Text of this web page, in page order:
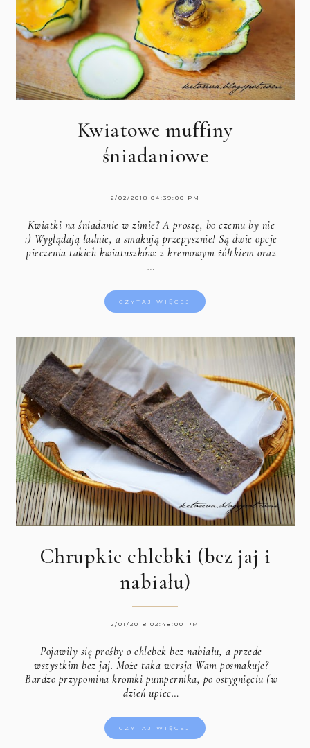
Kwiatowe muffiny
śniadaniowe
2/02/2018 04:39:00 PM
Kwiatki na śniadanie w zimie? A proszę, bo czemu by nie
:) Wyglądają ładnie, a smakują przepysznie! Są dwie opcje
pieczenia takich kwiatuszków: z kremowym żółtkiem oraz
…
CZYTAJ WIĘCEJ
Chrupkie chlebki (bez jaj i
nabiału)
2/01/2018 02:48:00 PM
Pojawiły się prośby o chlebek bez nabiału, a przede
wszystkim bez jaj. Może taka wersja Wam posmakuje?
Bardzo przypomina kromki pumpernika, po ostygnięciu (w
dzień upiec…
CZYTAJ WIĘCEJ